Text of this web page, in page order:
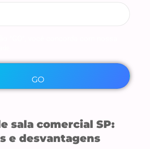
sala comercial SP:
e desvantagens